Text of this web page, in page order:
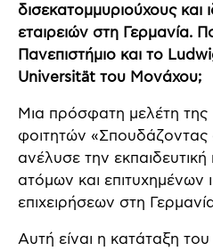
δισεκατομμυριούχους και
εταιρειών στη Γερμανία.
Πανεπιστήμιο και το
Universität του Μονάχου;
Μια πρόσφατη μελέτη
φοιτητών «Σπουδάζοντας
ανέλυσε την
ατόμων και
επιχειρήσεων στη
Αυτή είναι η κατάταξη του